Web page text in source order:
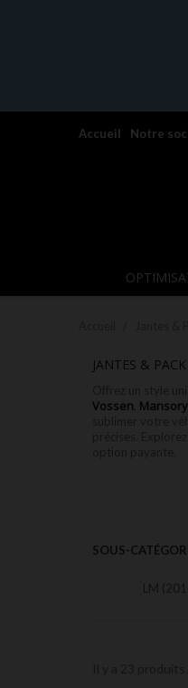
Accueil Notre
JANTES &
Vossen Mansory
SOUS-